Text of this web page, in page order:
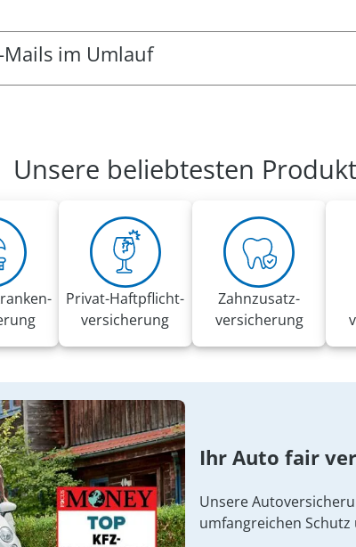
Mails im Umlauf
an und geben Sie keinerlei Informationen weiter
den Phishing-Radar mit aktuellen
Unsere beliebtesten
Privat-Haft­pflicht­
versicherung
Zahnzusatz­
versicherung
Ihr Auto fair
Unsere
umfangreichen Schutz